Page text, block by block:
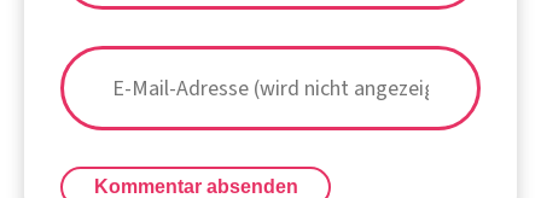
Kommentar absenden